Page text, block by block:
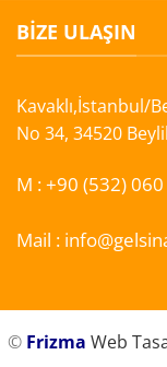
BIZE ULAŞIN
Kavaklı,İstanbul/
No 34, 34520
M :+90 (532)
Mail :
© Frizma Web